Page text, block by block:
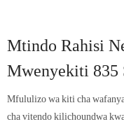
Mtindo Rahisi
Mwenyekiti 835
Mfululizo wa kiti cha
cha vitendo kilichoundwa